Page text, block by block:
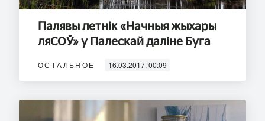
Палявы летнiк «Начныя жыхары
ляСОЎ» у Палескай даліне Буга
ОСТАЛЬНОЕ 16.03.2017, 00:09